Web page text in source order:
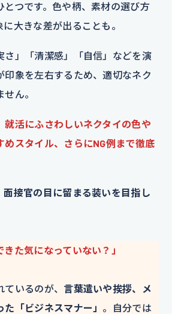
とつです。色や柄、素材の選び方
大きな差が出ることも。
さ」「清潔感」「自信」などを演
印象を左右するため、適切なネク
ん。
就活にふさわしいネクタイの色や
めスタイル、さらにNG例まで徹底
面接官の目に留まる装いを目指し
きた気になっていない？」
いるのが、 言葉遣いや挨拶、メ
「ビジネスマナー」 。自分では